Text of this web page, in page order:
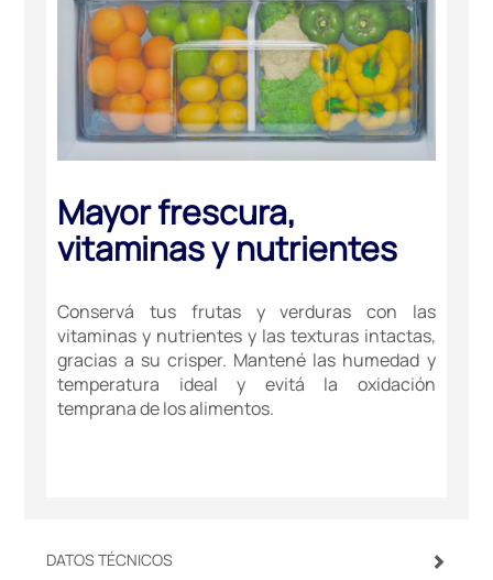
Mayor frescura,
vitaminas y nutrientes
Conservá tus frutas y verduras con las
vitaminas y nutrientes y las texturas intactas,
gracias a su crisper. Mantené las humedad y
temperatura ideal y evitá la oxidación
temprana de los alimentos.
DATOS TÉCNICOS